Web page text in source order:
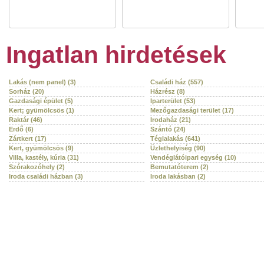
Ingatlan hirdetések
Lakás (nem panel) (3)
Családi ház (557)
Sorház (20)
Házrész (8)
Gazdasági épület (5)
Iparterület (53)
Kert; gyümölcsös (1)
Mezőgazdasági terület (17)
Raktár (46)
Irodaház (21)
Erdő (6)
Szántó (24)
Zártkert (17)
Téglalakás (641)
Kert, gyümölcsös (9)
Üzlethelyiség (90)
Villa, kastély, kúria (31)
Vendéglátóipari egység (10)
Szórakozóhely (2)
Bemutatóterem (2)
Iroda családi házban (3)
Iroda lakásban (2)